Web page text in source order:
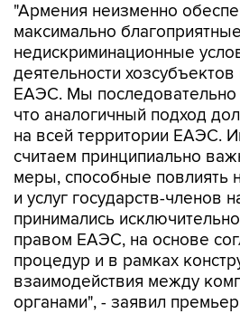
"Армения неизменно
максимально
недискриминационные
деятельности хозсубъектов
ЕАЭС. Мы последовательно
что аналогичный подход
на всей территории ЕАЭС.
считаем принципиально
меры, способные повлиять
и услуг государств-членов
принимались
правом ЕАЭС, на основе
процедур и в рамках
взаимодействия между
органами", - заявил